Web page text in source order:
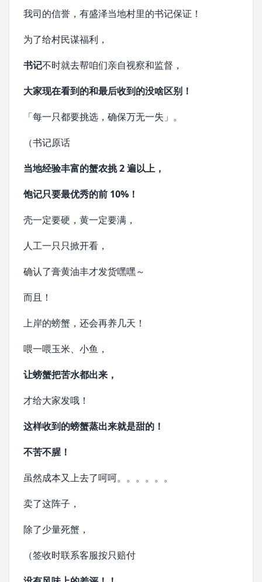
我司的信誉，有盛泽当地村里的书记保证！
为了给村民谋福利，
书记不时就去帮咱们亲自视察和监督，
大家现在看到的和最后收到的没啥区别！
「每一只都要挑选，确保万无一失」。
（书记原话
当地经验丰富的蟹农挑 2 遍以上，
饱记只要最优秀的前 10%！
壳一定要硬，黄一定要满，
人工一只只掀开看，
确认了膏黄油丰才发货嘿嘿～
而且！
上岸的螃蟹，还会再养几天！
喂一喂玉米、小鱼，
让螃蟹把苦水都出来，
才给大家发哦！
这样收到的螃蟹蒸出来就是甜的！
不苦不腥！
虽然成本又上去了呵呵。。。。。。
卖了这阵子，
除了少量死蟹，
（签收时联系客服按只赔付